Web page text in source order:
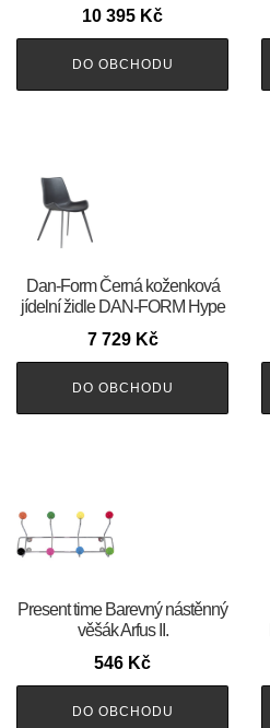
10 395 Kč
DO OBCHODU
​​​​​Dan-Form Černá koženková
jídelní židle DAN-FORM Hype
7 729 Kč
DO OBCHODU
Present time Barevný nástěnný
věšák Arfus II.
546 Kč
DO OBCHODU